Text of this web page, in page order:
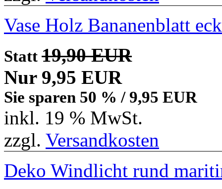
Vase Holz Bananenblatt
Statt 19,90 EUR
Nur 9,95 EUR
Sie sparen 50 % / 9,95 EUR
inkl. 19 % MwSt.
zzgl. Versandkosten
Deko Windlicht rund